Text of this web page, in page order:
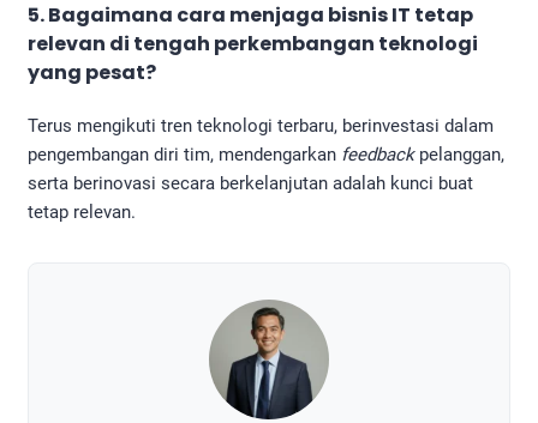
5. Bagaimana cara menjaga bisnis IT tetap
relevan di tengah perkembangan teknologi
yang pesat?
Terus mengikuti tren teknologi terbaru, berinvestasi dalam
pengembangan diri tim, mendengarkan feedbackpelanggan,
serta berinovasi secara berkelanjutan adalah kunci buat
tetap relevan.